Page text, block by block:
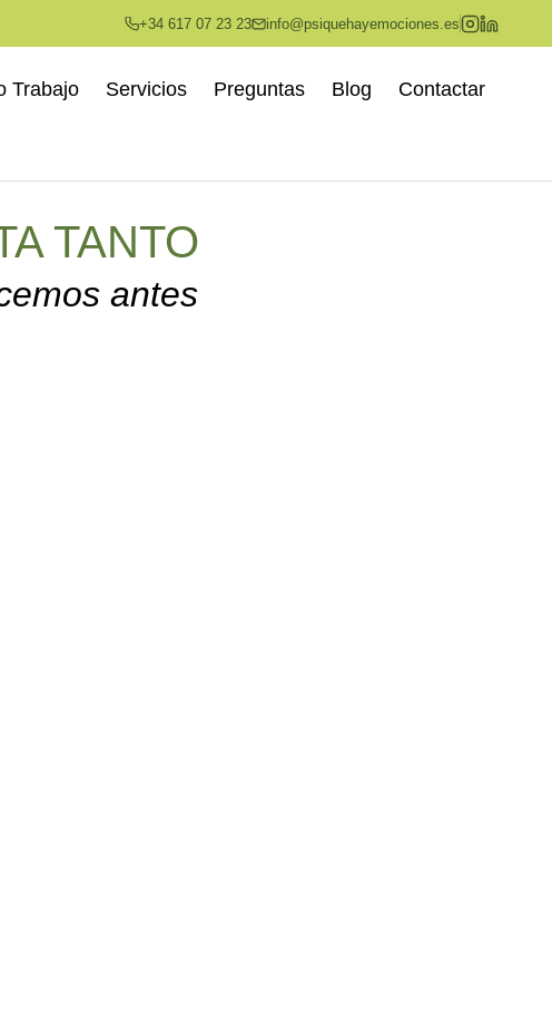
+34 617 07 23 23 info@psiquehayemociones.es
Trabajo Servicios Preguntas Blog Contactar
TANTO
antes